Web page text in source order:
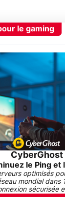
le gaming
CyberGhost
le Ping et
optimisés
mondial dans
sécurisée